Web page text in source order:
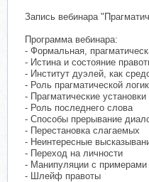
Запись вебинара
Программа вебинара:
- Формальная,
- Истина и состояние
- Институт дуэлей, как
- Роль прагматической
- Прагматические установки
- Роль последнего слова
- Способы прерывание
- Перестановка слагаемых
- Неинтересные
- Переход на личности
- Манипуляции с примерами
- Шлейф правоты